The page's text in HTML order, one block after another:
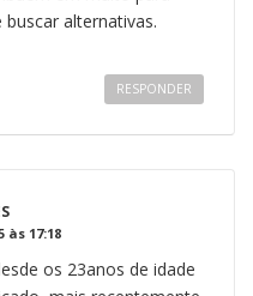
alternativas.
RESPONDER
às 17:18
os 23anos de idade